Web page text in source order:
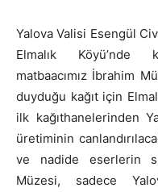
Yalova Valisi Esengül
Elmalık Köyü’nde
matbaacımız İbrahim
duyduğu kağıt için
ilk kağıthanelerinden
üretiminin
ve nadide eserlerin
Müzesi, sadece